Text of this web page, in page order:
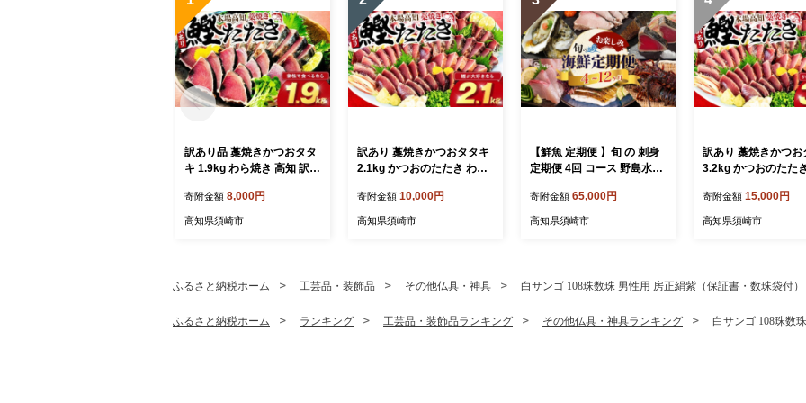
訳あり品 藁焼きかつおタタ
キ 1.9kg わら焼き 高知 訳あ
冷凍 真空 小分け 個包装 お
つまみ おかず 惣菜 晩ごは
寄附金額 8,000円
高知県須崎市
訳あり 藁焼きかつおタタキ
2.1kg かつおのたたき わら
冷凍 真空 小分け 個包装 お
つまみ おかず 惣菜 晩ごは
寄附金額 10,000円
高知県須崎市
【鮮魚 定期便 】旬 の 刺身
定期便 4回 コース 野島水産
魚定期便 刺身定期便 かつお
かつおのたたき 藁焼き タタ
須崎市 NS4000_2x
寄附金額 65,000円
高知県須崎市
訳あり 藁焼きかつお
3.2kg かつおのたた
冷凍 真空 小分け 個
つまみ おかず 惣菜
寄附金額 15,000円
高知県須崎市
ふるさと納税ホーム 工芸品・装飾品 その他仏具・神具 白サンゴ 108珠数珠 男性用 房正絹紫（保証書・数珠袋付）
ふるさと納税ホーム ランキング 工芸品・装飾品ランキング その他仏具・神具ランキング 白サンゴ 108珠数